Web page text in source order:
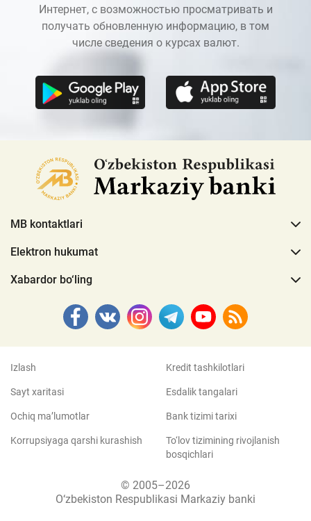
Интернет, с возможностью просматривать и
получать обновленную информацию, в том
числе сведения о курсах валют.
MB kontaktlari
Elektron hukumat
Xabardor bo‘ling
Izlash
Sayt xaritasi
Ochiq ma’lumotlar
Korrupsiyaga qarshi kurashish
Kredit tashkilotlari
Esdalik tangalari
Bank tizimi tarixi
To‘lov tizimining rivojlanish
bosqichlari
© 2005–2026
O‘zbekiston Respublikasi Markaziy banki